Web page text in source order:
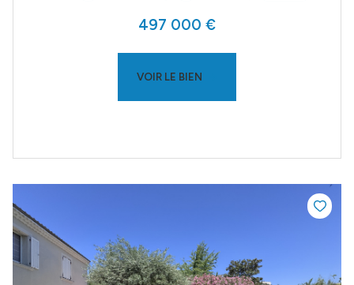
497 000 €
VOIR LE BIEN